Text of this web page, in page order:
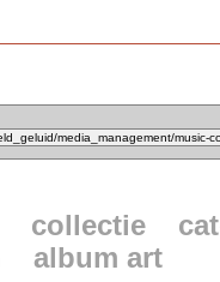
collectie
album art